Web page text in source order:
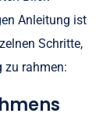
Anleitung ist
Schritte,
zu rahmen: